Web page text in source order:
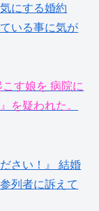
にする婚約
いる事に気が
す娘を 病院に
を疑われた。
さい！』 結婚
列者に訴えて